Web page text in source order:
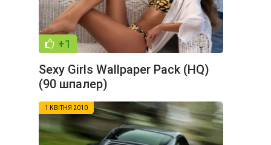
+1
Sexy Girls Wallpaper Pack (HQ)
(90 шпалер)
1 КВІТНЯ 2010